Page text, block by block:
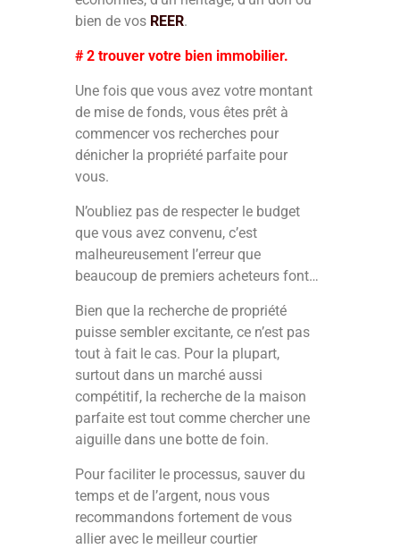
bien de vos REER.
# 2 trouver votre bien immobilier.
Une fois que vous avez votre montant
de mise de fonds, vous êtes prêt à
commencer vos recherches pour
dénicher la propriété parfaite pour
vous.
N’oubliez pas de respecter le budget
que vous avez convenu, c’est
malheureusement l’erreur que
beaucoup de premiers acheteurs font…
Bien que la recherche de propriété
puisse sembler excitante, ce n’est pas
tout à fait le cas. Pour la plupart,
surtout dans un marché aussi
compétitif, la recherche de la maison
parfaite est tout comme chercher une
aiguille dans une botte de foin.
Pour faciliter le processus, sauver du
temps et de l’argent, nous vous
recommandons fortement de vous
allier avec le meilleur courtier